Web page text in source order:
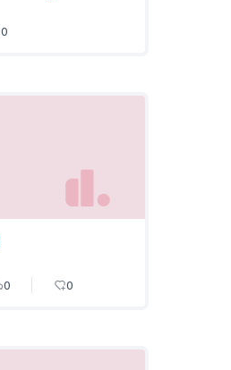
0
0 0